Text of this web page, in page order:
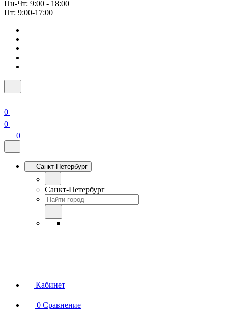
Пн-Чт: 9:00 - 18:00
Пт: 9:00-17:00
0
0
0
Санкт-Петербург
Санкт-Петербург
Кабинет
0 Сравнение